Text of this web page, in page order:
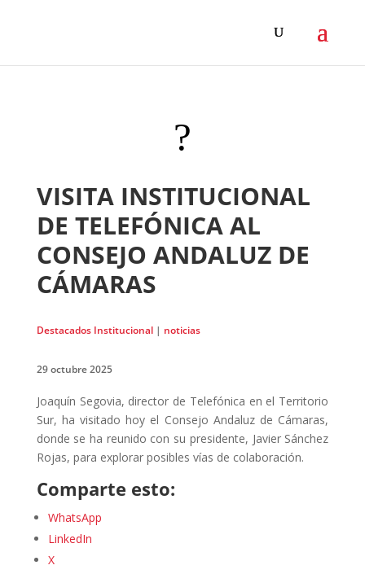
?
VISITA INSTITUCIONAL
DE TELEFÓNICA AL
CONSEJO ANDALUZ DE
CÁMARAS
Destacados Institucional| noticias
29 octubre 2025
Joaquín Segovia, director de Telefónica en el Territorio
Sur, ha visitado hoy el Consejo Andaluz de Cámaras,
donde se ha reunido con su presidente, Javier Sánchez
Rojas, para explorar posibles vías de colaboración.
Comparte esto:
WhatsApp
LinkedIn
X